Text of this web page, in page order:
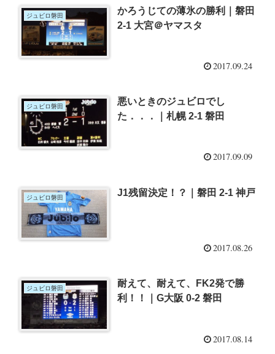
ジュビロ磐田
かろうじての薄氷の勝利｜磐田
2-1 大宮＠ヤマスタ
2017.09.24
ジュビロ磐田
悪いときのジュビロでし
た．．．｜札幌 2-1 磐田
2017.09.09
ジュビロ磐田 J1残留決定！？｜磐田 2-1 神戸
2017.08.26
ジュビロ磐田
耐えて、耐えて、FK2発で勝
利！！｜G大阪 0-2 磐田
2017.08.14